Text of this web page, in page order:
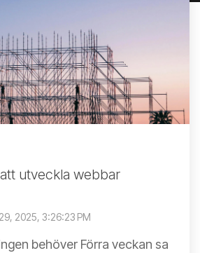
utveckla webbar
2025, 3:26:23 PM
behöver Förra veckan sa